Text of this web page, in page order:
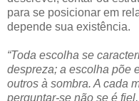
para se posicionar em
depende sua existência.
“Toda escolha se
despreza; a escolha põe
outros à sombra. A cada
perguntar-se não se é